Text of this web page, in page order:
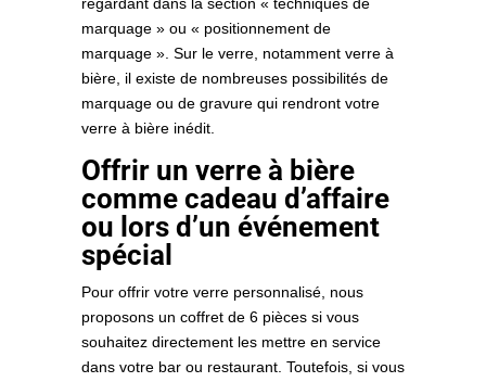
marquage » ou « positionnement de
marquage ». Sur le verre, notamment verre à
bière, il existe de nombreuses possibilités de
marquage ou de gravure qui rendront votre
verre à bière inédit.
Offrir un verre à bière
comme cadeau d’affaire
ou lors d’un événement
spécial
Pour offrir votre verre personnalisé, nous
proposons un coffret de 6 pièces si vous
souhaitez directement les mettre en service
dans votre bar ou restaurant. Toutefois, si vous